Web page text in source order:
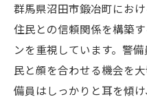
群馬県沼田市鍛冶町にお
住民との信頼関係を構築
ンを重視しています。警
民と顔を合わせる機会を
備員はしっかりと耳を傾